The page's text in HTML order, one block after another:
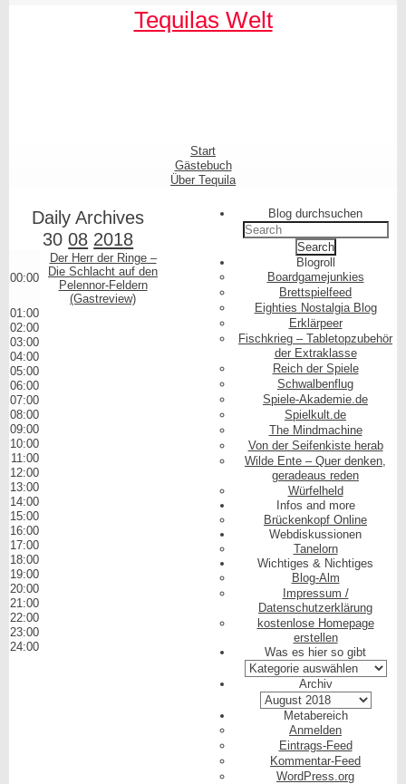
to
content
to
SEARCH-
to
LINKS-
to
CATEGORIES-
to
ARCHIVES-
to
META-
to
FACEBOOK-
to
TEXT-
to
AKISMET_WIDGET-
to
TAG_CLOUD-
Tequilas Welt
Shrunk
Expand
Start
Gästebuch
Über Tequila
Daily Archives
30 08 2018
00:00
Der Herr der Ringe –
Die Schlacht auf den
Pelennor-Feldern
(Gastreview)
01:00
02:00
03:00
04:00
05:00
06:00
07:00
08:00
09:00
10:00
11:00
12:00
13:00
14:00
15:00
16:00
17:00
18:00
19:00
20:00
21:00
22:00
23:00
24:00
Blog durchsuchen
Search
for:
Blogroll
Boardgamejunkies
Brettspielfeed
Eighties Nostalgia Blog
Erklärpeer
Fischkrieg – Tabletopzubehör
der Extraklasse
Reich der Spiele
Schwalbenflug
Spiele-Akademie.de
Spielkult.de
The Mindmachine
Von der Seifenkiste herab
Wilde Ente – Quer denken,
geradeaus reden
Würfelheld
Infos and more
Brückenkopf Online
Webdiskussionen
Tanelorn
Wichtiges & Nichtiges
Blog-Alm
Impressum /
Datenschutzerklärung
kostenlose Homepage
erstellen
Was es hier so gibt
Was
es
hier
Archiv
Archiv
Metabereich
Anmelden
Eintrags-Feed
Kommentar-Feed
WordPress.org